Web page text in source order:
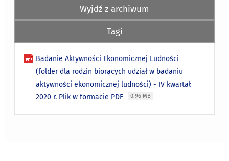
Wyjdź z archiwum
Tagi
Badanie Aktywności Ekonomicznej Ludności
(folder dla rodzin biorących udział w badaniu
aktywności ekonomicznej ludności) - IV kwartał
2020 r. Plik w formacie PDF
0.96 MB